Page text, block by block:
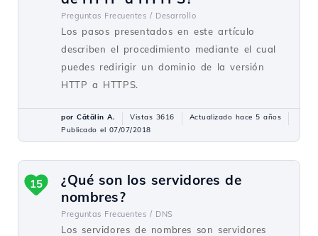
Preguntas Frecuentes / Desarrollo
Los pasos presentados en este artículo
describen el procedimiento mediante el cual
puedes redirigir un dominio de la versión
HTTP a HTTPS.
por Cătălin A. Vistas 3616
Actualizado hace 5 años
Publicado el 07/07/2018
¿Qué son los servidores de
nombres?
Preguntas Frecuentes / DNS
Los servidores de nombres son servidores
15